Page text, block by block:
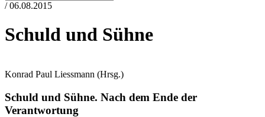
/ 06.08.2015
Schuld und Sühne
Konrad Paul Liessmann (Hrsg.)
Schuld und Sühne. Nach dem Ende der
Verantwortung